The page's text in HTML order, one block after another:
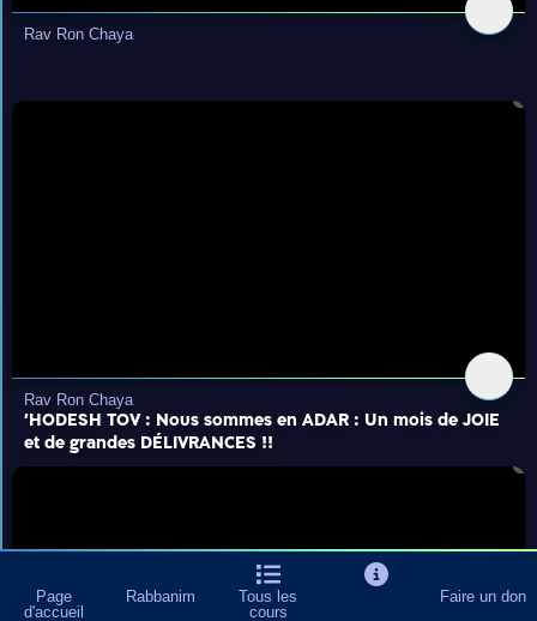
Page
d'accueil
Rabbanim
Tous les
cours
Faire un don
Rav Ron Chaya
Rav Ron Chaya
'HODESH TOV : Nous sommes en ADAR : Un mois de JOIE
et de grandes DÉLIVRANCES !!